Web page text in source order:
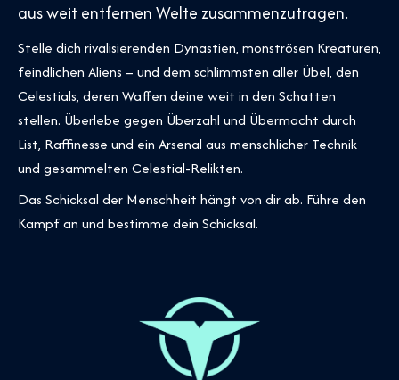
aus weit entfernen Welte zusammenzutragen.
Stelle dich rivalisierenden Dynastien, monströsen Kreaturen,
feindlichen Aliens – und dem schlimmsten aller Übel, den
Celestials, deren Waffen deine weit in den Schatten
stellen. Überlebe gegen Überzahl und Übermacht durch
List, Raffinesse und ein Arsenal aus menschlicher Technik
und gesammelten Celestial-Relikten.
Das Schicksal der Menschheit hängt von dir ab. Führe den
Kampf an und bestimme dein Schicksal.